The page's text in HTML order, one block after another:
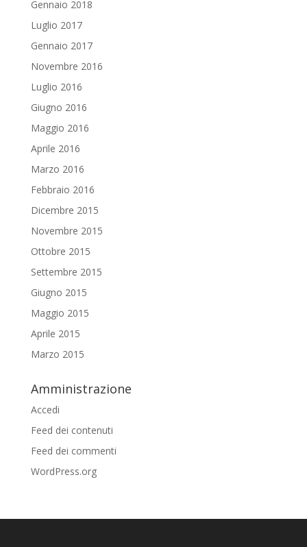
Gennaio 2018
Luglio 2017
Gennaio 2017
Novembre 2016
Luglio 2016
Giugno 2016
Maggio 2016
Aprile 2016
Marzo 2016
Febbraio 2016
Dicembre 2015
Novembre 2015
Ottobre 2015
Settembre 2015
Giugno 2015
Maggio 2015
Aprile 2015
Marzo 2015
Amministrazione
Accedi
Feed dei contenuti
Feed dei commenti
WordPress.org